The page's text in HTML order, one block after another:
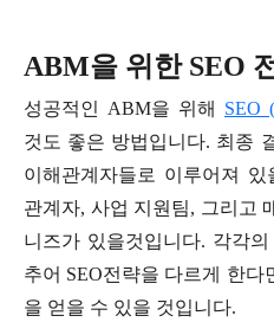
ABM을 위한 SEO
성공적인 ABM을 위해 SEO
것도 좋은 방법입니다. 최종
이해관계자들로 이루어져
관계자, 사업 지원팀, 그리고
니즈가 있을것입니다. 각각
추어 SEO전략을 다르게 한
을 얻을 수 있을 것입니다.